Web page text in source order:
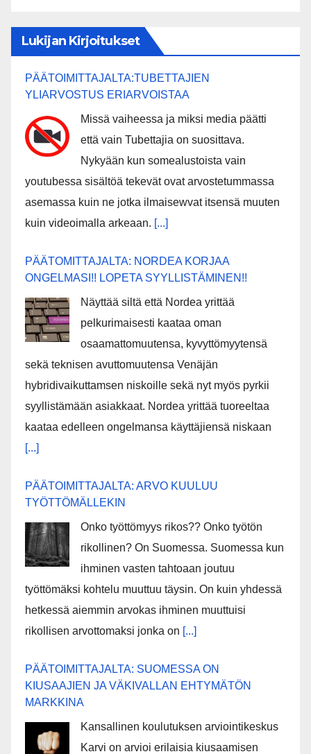
Lukijan Kirjoitukset
PÄÄTOIMITTAJALTA:TUBETTAJIEN
YLIARVOSTUS ERIARVOISTAA
Missä vaiheessa ja miksi media päätti
että vain Tubettajia on suosittava.
Nykyään kun somealustoista vain
youtubessa sisältöä tekevät ovat arvostetummassa
asemassa kuin ne jotka ilmaisewvat itsensä muuten
kuin videoimalla arkeaan. [...]
PÄÄTOMITTAJALTA: NORDEA KORJAA
ONGELMASI!! LOPETA SYYLLISTÄMINEN!!
Näyttää siltä että Nordea yrittää
pelkurimaisesti kaataa oman
osaamattomuutensa, kyvyttömyytensä
sekä teknisen avuttomuutensa Venäjän
hybridivaikuttamsen niskoille sekä nyt myös pyrkii
syyllistämään asiakkaat. Nordea yrittää tuoreeltaa
kaataa edelleen ongelmansa käyttäjiensä niskaan
[...]
PÄÄTOIMITTAJALTA: ARVO KUULUU
TYÖTTÖMÄLLEKIN
Onko työttömyys rikos?? Onko työtön
rikollinen? On Suomessa. Suomessa kun
ihminen vasten tahtoaan joutuu
työttömäksi kohtelu muuttuu täysin. On kuin yhdessä
hetkessä aiemmin arvokas ihminen muuttuisi
rikollisen arvottomaksi jonka on [...]
PÄÄTOIMITTAJALTA: SUOMESSA ON
KIUSAAJIEN JA VÄKIVALLAN EHTYMÄTÖN
MARKKINA
Kansallinen koulutuksen arviointikeskus
Karvi on arvioi erilaisia kiusaamisen